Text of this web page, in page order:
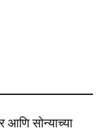
आणि सोन्याच्या